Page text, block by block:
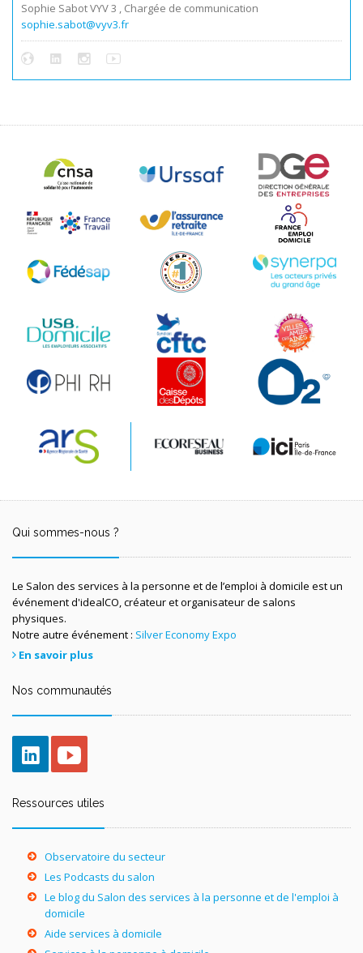
Sophie Sabot VYV 3 , Chargée de communication
sophie.sabot@vyv3.fr
Qui sommes-nous ?
Le Salon des services à la personne et de l’emploi à domicile est un
événement d'idealCO, créateur et organisateur de salons
physiques.
Notre autre événement : Silver Economy Expo
En savoir plus
Nos communautés
Ressources utiles
Observatoire du secteur
Les Podcasts du salon
Le blog du Salon des services à la personne et de l'emploi à
domicile
Aide services à domicile